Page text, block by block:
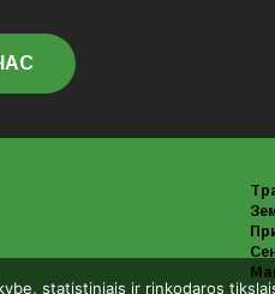
statistiniais ir rinkodaros